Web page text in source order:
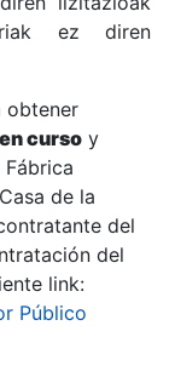
ez diren
obtener
curso y
de la
del
del
link:
Público